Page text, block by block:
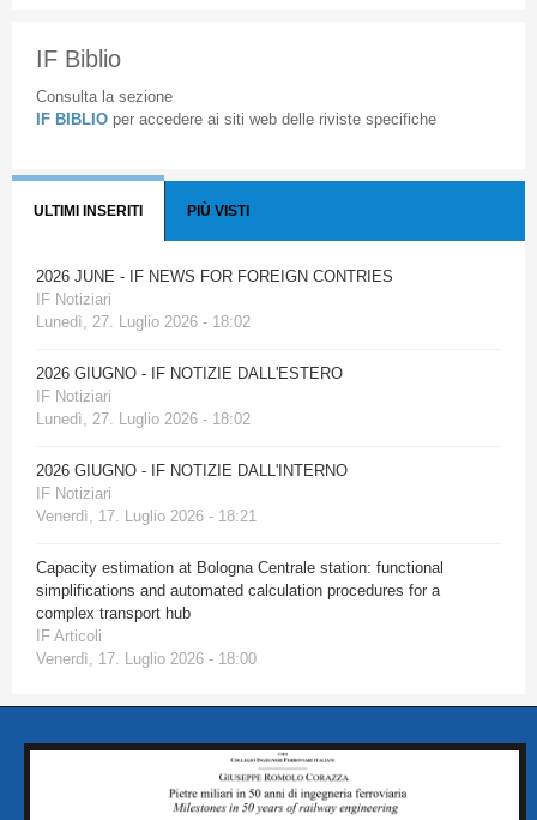
IF Biblio
Consulta la sezione
IF BIBLIO per accedere ai siti web delle riviste specifiche
ULTIMI INSERITI PIÙ VISTI
2026 JUNE - IF NEWS FOR FOREIGN CONTRIES
IF Notiziari
Lunedì, 27. Luglio 2026 - 18:02
2026 GIUGNO - IF NOTIZIE DALL'ESTERO
IF Notiziari
Lunedì, 27. Luglio 2026 - 18:02
2026 GIUGNO - IF NOTIZIE DALL'INTERNO
IF Notiziari
Venerdì, 17. Luglio 2026 - 18:21
Capacity estimation at Bologna Centrale station: functional
simplifications and automated calculation procedures for a
complex transport hub
IF Articoli
Venerdì, 17. Luglio 2026 - 18:00